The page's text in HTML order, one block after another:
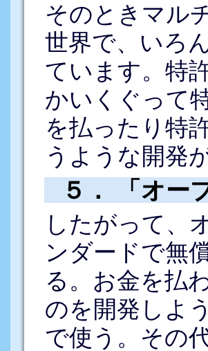
そのときマル
世界で、いろ
ています。特
かいくぐって
を払ったり特
うような開発
５． 「オー
したがって、
ンダードで無
る。お金を払
のを開発しよ
で使う。その